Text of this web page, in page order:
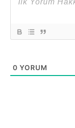
0 YORUM